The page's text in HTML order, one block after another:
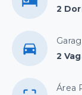
2
2
Área